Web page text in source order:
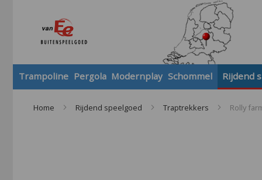
Trampoline Pergola Modernplay Schommel Rijdend
Home Rijdend speelgoed Traptrekkers Rolly